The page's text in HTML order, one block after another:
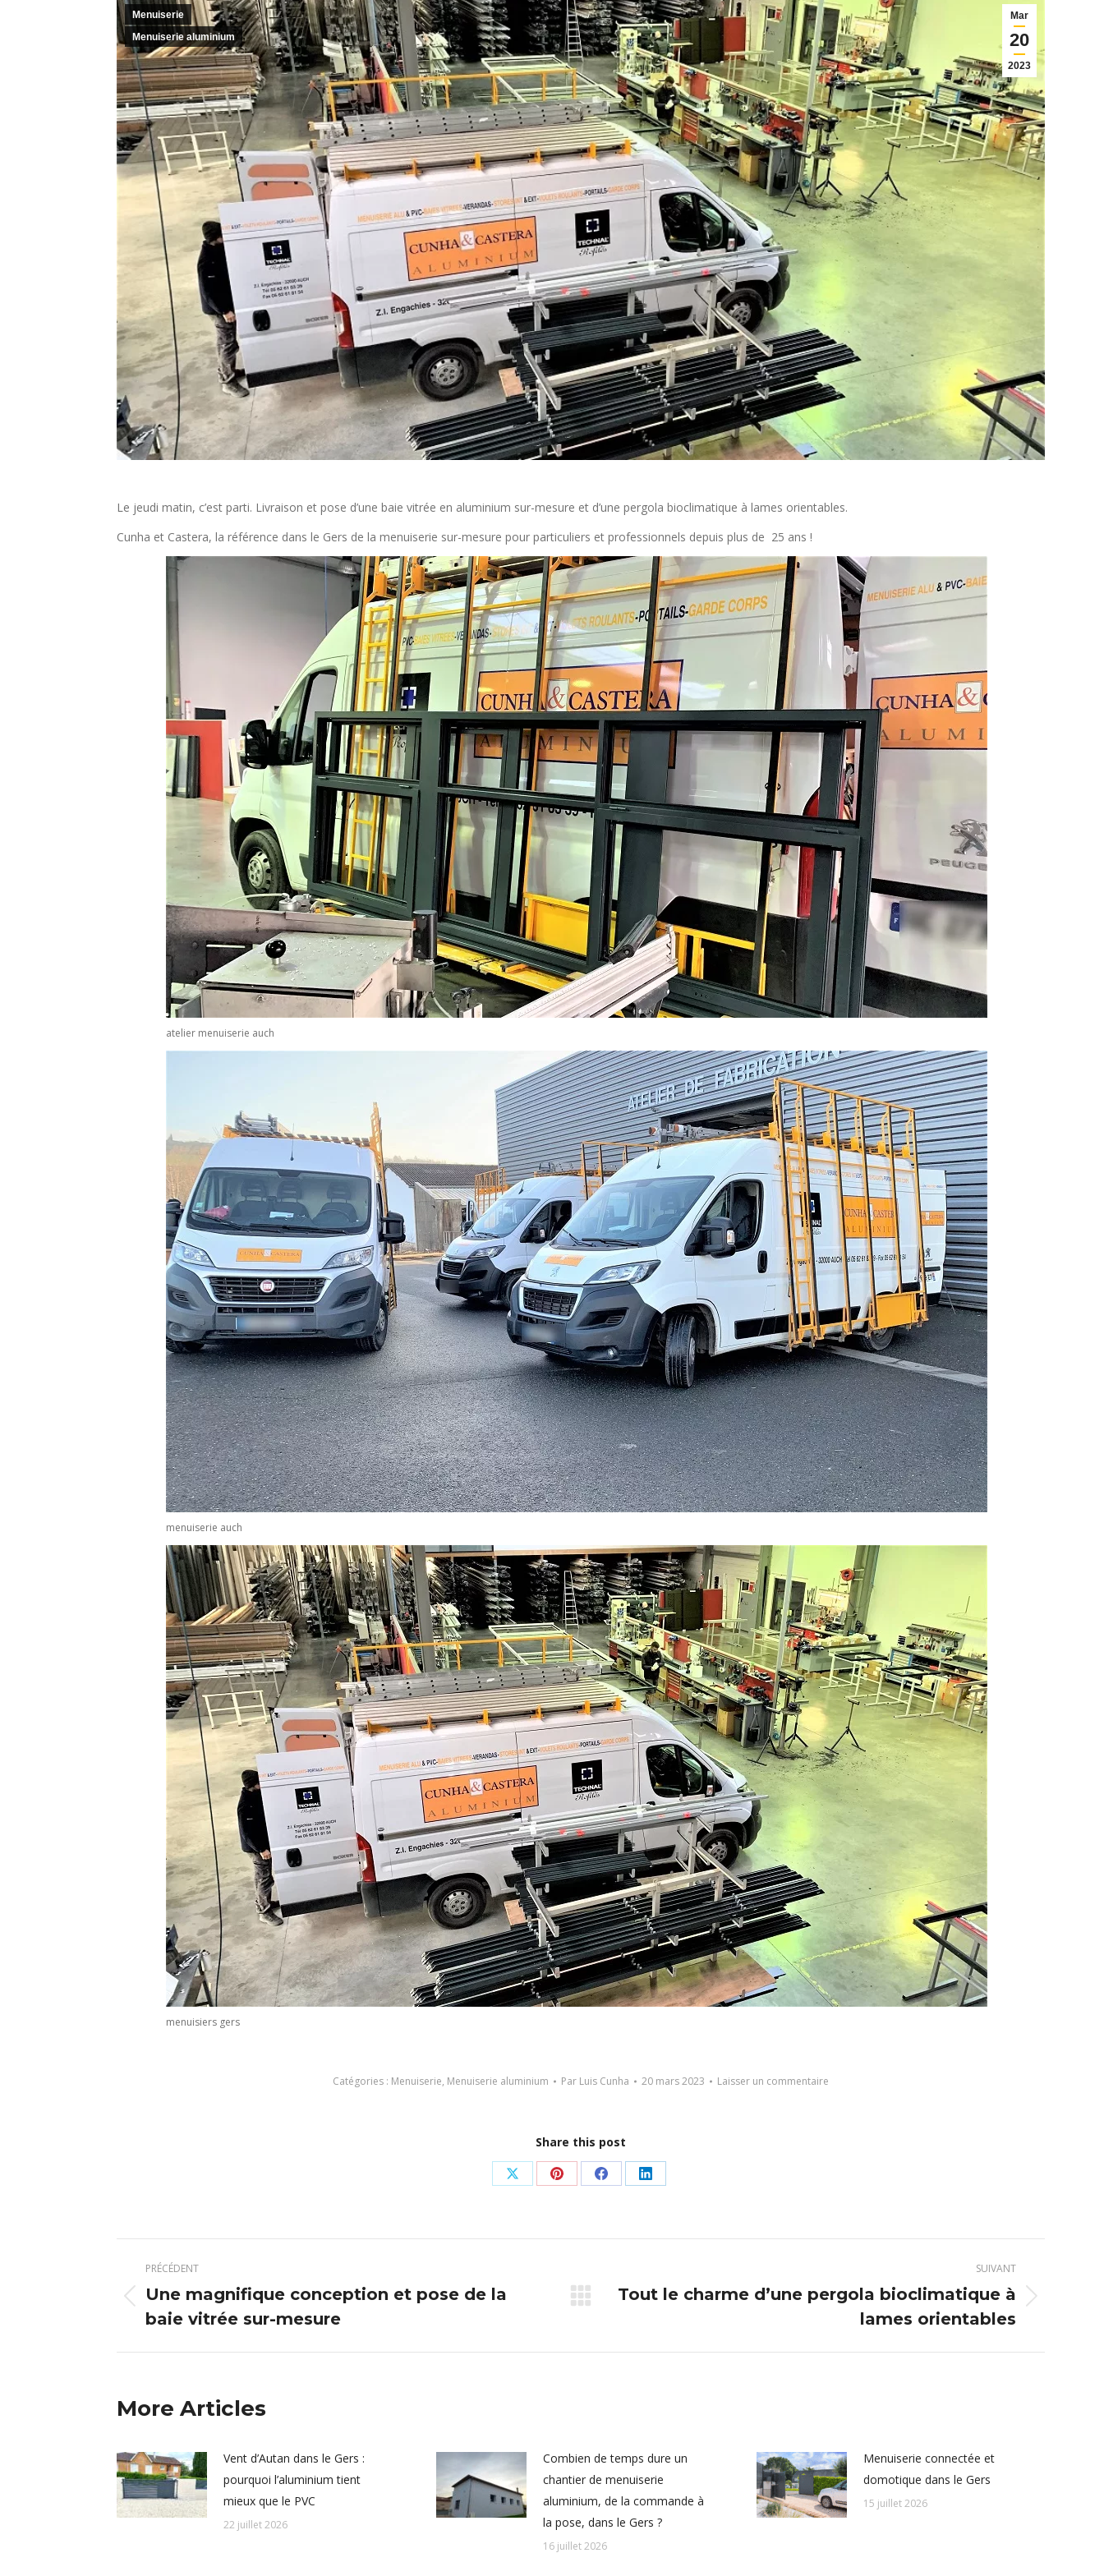
Mar
20
2023
Menuiserie
Menuiserie aluminium
Le jeudi matin, c’est parti. Livraison et pose d’une baie vitrée en aluminium sur-mesure et d’une pergola bioclimatique à lames orientables.
Cunha et Castera, la référence dans le Gers de la menuiserie sur-mesure pour particuliers et professionnels depuis plus de 25 ans !
atelier menuiserie auch
menuiserie auch
menuisiers gers
Catégories : Menuiserie, Menuiserie aluminium Par Luis Cunha 20 mars 2023 Laisser un commentaire
Share this post
Partager
X
Partager
Pinterest
Partager
Facebook
Partager
LinkedIn
Navigation
article
PRÉCÉDENT
Article
précédent
:
Une magnifique conception et pose de la
baie vitrée sur-mesure
SUIVANT
Article
:
Tout le charme d’une pergola bioclimatique à
lames orientables
More Articles
Vent d’Autan dans le Gers :
pourquoi l’aluminium tient
mieux que le PVC
22 juillet 2026
Combien de temps dure un
chantier de menuiserie
aluminium, de la commande à
la pose, dans le Gers ?
16 juillet 2026
Menuiserie connectée et
domotique dans le Gers
15 juillet 2026